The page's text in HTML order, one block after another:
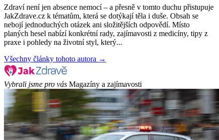
Zdraví není jen absence nemocí – a přesně v tomto duchu přistupuje
JakZdrave.cz k tématům, která se dotýkají těla i duše. Obsah se
nebojí jednoduchých otázek ani složitějších odpovědí. Místo
planých hesel nabízí konkrétní rady, zajímavosti z medicíny, tipy z
praxe i pohledy na životní styl, který...
Všechny články tohoto autora →
Vybrali jsme pro vás Magazíny a zajímavosti